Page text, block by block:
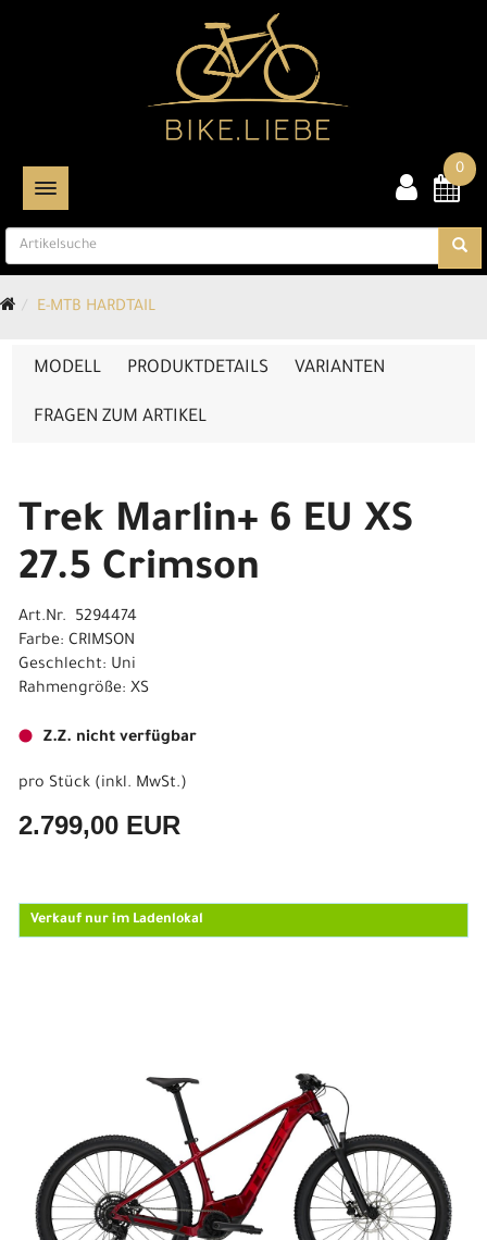
TOGGLE NAVIGATION
0
E-MTB HARDTAIL
MODELL PRODUKTDETAILS VARIANTEN
FRAGEN ZUM ARTIKEL
Trek Marlin+ 6 EU XS
27.5 Crimson
Art.Nr. 5294474
Farbe: CRIMSON
Geschlecht: Uni
Rahmengröße: XS
Z.Z. nicht verfügbar
pro Stück (inkl. MwSt.)
2.799,00 EUR
Verkauf nur im Ladenlokal